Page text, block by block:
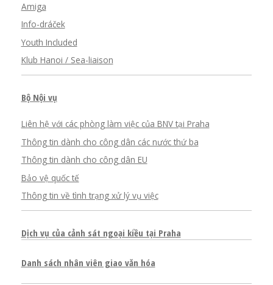
Amiga
Info-dráček
Youth Included
Klub Hanoi / Sea-liaison
Bộ Nội vụ
Liên hệ với các phòng làm việc của BNV tại Praha
Thông tin dành cho công dân các nước thứ ba
Thông tin dành cho công dân EU
Bảo vệ quốc tế
Thông tin về tình trạng xử lý vụ việc
Dịch vụ của cảnh sát ngoại kiều tại Praha
Danh sách nhân viên giao văn hóa